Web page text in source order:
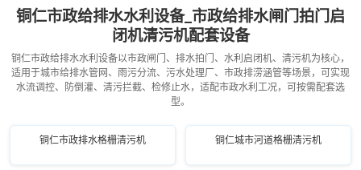
铜仁市政给排水水利设备_市政给排水闸门拍门启
闭机清污机配套设备
铜仁市政给排水水利设备以市政闸门、排水拍门、水利启闭机、清污机为核心，
适用于城市给排水管网、雨污分流、污水处理厂、市政排涝涵管等场景，可实现
水流调控、防倒灌、清污拦截、检修止水，适配市政水利工况，可按需配套选
型。
铜仁市政排水格栅清污机 铜仁城市河道格栅清污机